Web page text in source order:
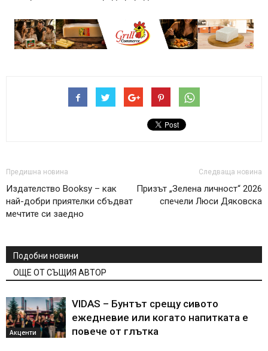
Предишна новина
Издателство Booksy – как
най-добри приятелки сбъдват
мечтите си заедно
Следваща новина
Призът „Зелена личност“ 2026
спечели Люси Дяковска
Подобни новини
ОЩЕ ОТ СЪЩИЯ АВТОР
Акценти
VIDAS – Бунтът срещу сивото
ежедневие или когато напитката е
повече от глътка